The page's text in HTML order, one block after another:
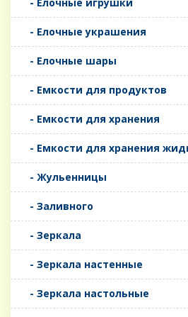
- Елочные украшения
- Елочные шары
- Емкости для продуктов
- Емкости для хранения
- Емкости для хранения
- Жульенницы
- Заливного
- Зеркала
- Зеркала настенные
- Зеркала настольные